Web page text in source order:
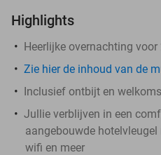
Highlights
Heerlijke overnachting
Zie hier de inhoud van de
Inclusief ontbijt en
Jullie verblijven in een
aangebouwde
wifi en meer